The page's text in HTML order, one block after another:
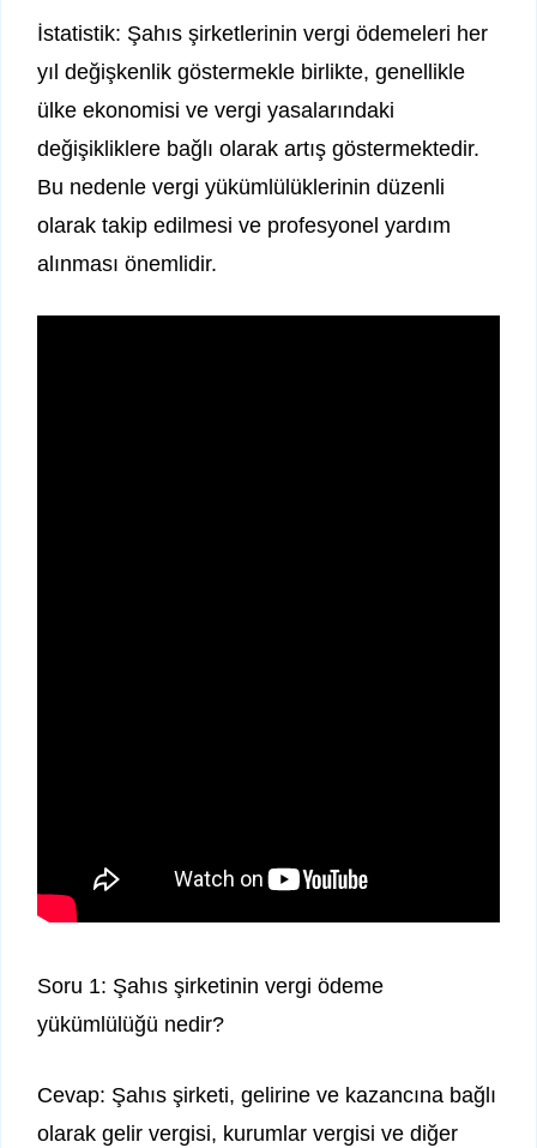
İstatistik: Şahıs şirketlerinin vergi ödemeleri her
yıl değişkenlik göstermekle birlikte, genellikle
ülke ekonomisi ve vergi yasalarındaki
değişikliklere bağlı olarak artış göstermektedir.
Bu nedenle vergi yükümlülüklerinin düzenli
olarak takip edilmesi ve profesyonel yardım
alınması önemlidir.
Soru 1: Şahıs şirketinin vergi ödeme
yükümlülüğü nedir?
Cevap: Şahıs şirketi, gelirine ve kazancına bağlı
olarak gelir vergisi, kurumlar vergisi ve diğer